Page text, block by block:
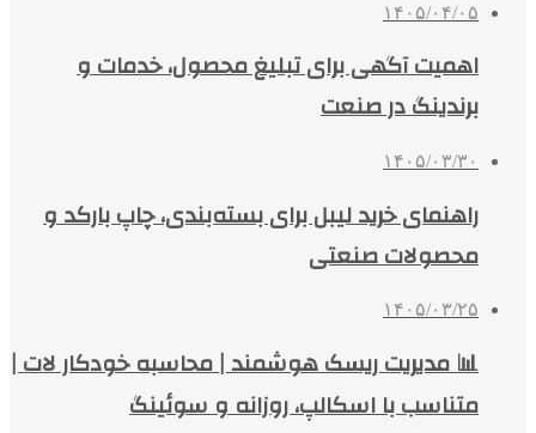
۱۴۰۵/۰۴/۰۵
اهمیت آگهی برای تبلیغ محصول، خدمات و
برندینگ در صنعت
۱۴۰۵/۰۳/۳۰
راهنمای خرید لیبل برای بسته‌بندی، چاپ بارکد و
محصولات صنعتی
۱۴۰۵/۰۳/۲۵
📊 مدیریت ریسک هوشمند | محاسبه خودکار لات |
متناسب با اسکالپ، روزانه و سوئینگ